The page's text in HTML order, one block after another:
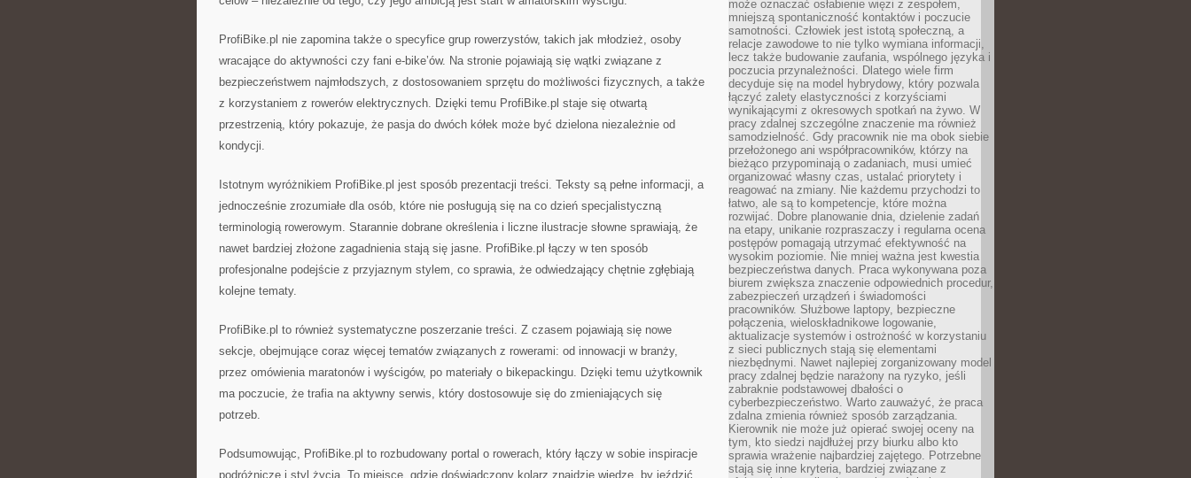
ProfiBike.pl nie zapomina także o specyfice grup rowerzystów, takich jak młodzież, osoby
wracające do aktywności czy fani e-bike’ów. Na stronie pojawiają się wątki związane z
bezpieczeństwem najmłodszych, z dostosowaniem sprzętu do możliwości fizycznych, a także
z korzystaniem z rowerów elektrycznych. Dzięki temu ProfiBike.pl staje się otwartą
przestrzenią, który pokazuje, że pasja do dwóch kółek może być dzielona niezależnie od
kondycji.
Istotnym wyróżnikiem ProfiBike.pl jest sposób prezentacji treści. Teksty są pełne informacji, a
jednocześnie zrozumiałe dla osób, które nie posługują się na co dzień specjalistyczną
terminologią rowerowym. Starannie dobrane określenia i liczne ilustracje słowne sprawiają, że
nawet bardziej złożone zagadnienia stają się jasne. ProfiBike.pl łączy w ten sposób
profesjonalne podejście z przyjaznym stylem, co sprawia, że odwiedzający chętnie zgłębiają
kolejne tematy.
ProfiBike.pl to również systematyczne poszerzanie treści. Z czasem pojawiają się nowe
sekcje, obejmujące coraz więcej tematów związanych z rowerami: od innowacji w branży,
przez omówienia maratonów i wyścigów, po materiały o bikepackingu. Dzięki temu użytkownik
ma poczucie, że trafia na aktywny serwis, który dostosowuje się do zmieniających się
potrzeb.
Podsumowując, ProfiBike.pl to rozbudowany portal o rowerach, który łączy w sobie inspiracje
podróżnicze i styl życia. To miejsce, gdzie doświadczony kolarz znajdzie wiedzę, by jeździć
może oznaczać osłabienie więzi z zespołem,
mniejszą spontaniczność kontaktów i poczucie
samotności. Człowiek jest istotą społeczną, a
relacje zawodowe to nie tylko wymiana informacji,
lecz także budowanie zaufania, wspólnego języka i
poczucia przynależności. Dlatego wiele firm
decyduje się na model hybrydowy, który pozwala
łączyć zalety elastyczności z korzyściami
wynikającymi z okresowych spotkań na żywo. W
pracy zdalnej szczególne znaczenie ma również
samodzielność. Gdy pracownik nie ma obok siebie
przełożonego ani współpracowników, którzy na
bieżąco przypominają o zadaniach, musi umieć
organizować własny czas, ustalać priorytety i
reagować na zmiany. Nie każdemu przychodzi to
łatwo, ale są to kompetencje, które można
rozwijać. Dobre planowanie dnia, dzielenie zadań
na etapy, unikanie rozpraszaczy i regularna ocena
postępów pomagają utrzymać efektywność na
wysokim poziomie. Nie mniej ważna jest kwestia
bezpieczeństwa danych. Praca wykonywana poza
biurem zwiększa znaczenie odpowiednich procedur,
zabezpieczeń urządzeń i świadomości
pracowników. Służbowe laptopy, bezpieczne
połączenia, wieloskładnikowe logowanie,
aktualizacje systemów i ostrożność w korzystaniu
z sieci publicznych stają się elementami
niezbędnymi. Nawet najlepiej zorganizowany model
pracy zdalnej będzie narażony na ryzyko, jeśli
zabraknie podstawowej dbałości o
cyberbezpieczeństwo. Warto zauważyć, że praca
zdalna zmienia również sposób zarządzania.
Kierownik nie może już opierać swojej oceny na
tym, kto siedzi najdłużej przy biurku albo kto
sprawia wrażenie najbardziej zajętego. Potrzebne
stają się inne kryteria, bardziej związane z